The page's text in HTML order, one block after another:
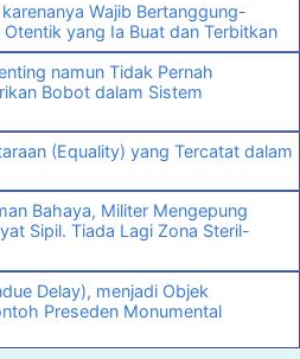
karenanya Wajib Bertanggung-
yang Ia Buat dan Terbitkan
namun Tidak Pernah
Bobot dalam Sistem
(Equality) yang Tercatat dalam
Bahaya, Militer Mengepung
Sipil. Tiada Lagi Zona Steril-
Delay), menjadi Objek
Preseden Monumental